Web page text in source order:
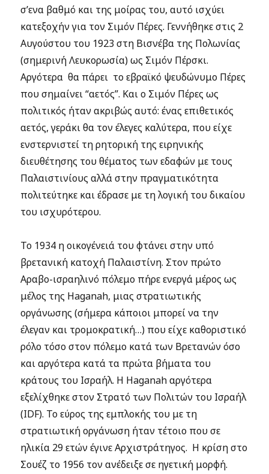
σ’ενα βαθμό και της μοίρας του, αυτό ισχύει
κατεξοχήν για τον Σιμόν Πέρες. Γεννήθηκε στις 2
Αυγούστου του 1923 στη Βισνέβα της Πολωνίας
(σημερινή Λευκορωσία) ως Σιμόν Πέρσκι.
Αργότερα θα πάρει το εβραϊκό ψευδώνυμο Πέρες
που σημαίνει “αετός”. Και ο Σιμόν Πέρες ως
πολιτικός ήταν ακριβώς αυτό: ένας επιθετικός
αετός, γεράκι θα τον έλεγες καλύτερα, που είχε
ενστερνιστεί τη ρητορική της ειρηνικής
διευθέτησης του θέματος των εδαφών με τους
Παλαιστινίους αλλά στην πραγματικότητα
πολιτεύτηκε και έδρασε με τη λογική του δικαίου
του ισχυρότερου.
Το 1934 η οικογένειά του φτάνει στην υπό
βρετανική κατοχή Παλαιστίνη. Στον πρώτο
Αραβο-ισραηλινό πόλεμο πήρε ενεργά μέρος ως
μέλος της Haganah, μιας στρατιωτικής
οργάνωσης (σήμερα κάποιοι μπορεί να την
έλεγαν και τρομοκρατική…) που είχε καθοριστικό
ρόλο τόσο στον πόλεμο κατά των Βρετανών όσο
και αργότερα κατά τα πρώτα βήματα του
κράτους του Ισραήλ. Η Haganah αργότερα
εξελίχθηκε στον Στρατό των Πολιτών του Ισραήλ
(IDF). Το εύρος της εμπλοκής του με τη
στρατιωτική οργάνωση ήταν τέτοιο που σε
ηλικία 29 ετών έγινε Αρχιστράτηγος. Η κρίση στο
Σουέζ το 1956 τον ανέδειξε σε ηγετική μορφή.